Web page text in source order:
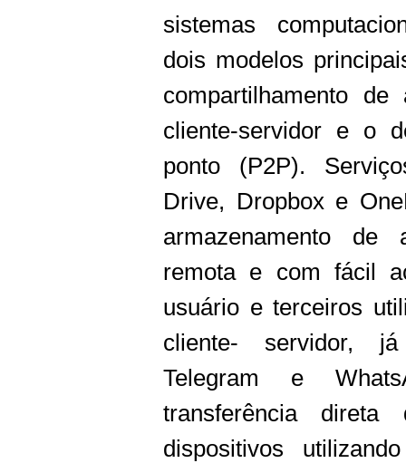
sistemas
dois modelos
compartilhamento
cliente-servidor e o
ponto (P2P).
Drive, Dropbox e
armazenamento de
remota e com fácil
usuário e terceiros
cliente- servidor,
Telegram e
transferência
dispositivos